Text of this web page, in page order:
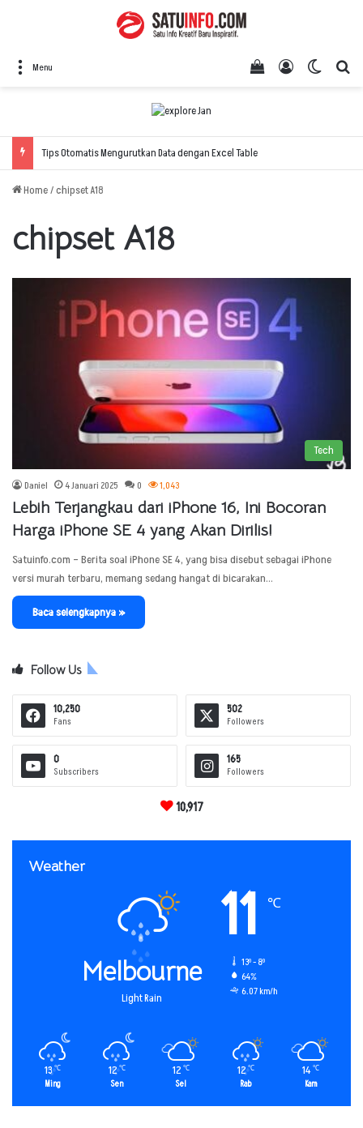
Menu Switch
Log In
View your
Home/chipset A18
chipset A18
Tech
Daniel 4 Januari 2025 0 1,043
Lebih Terjangkau dari iPhone 16, Ini Bocoran
Harga iPhone SE 4 yang Akan Dirilis!
Satuinfo.com – Berita soal iPhone SE 4, yang bisa disebut sebagai iPhone
versi murah terbaru, memang sedang hangat di bicarakan…
Baca selengkapnya »
Follow Us
10,250
Fans
502
Followers
0
Subscribers
165
Followers
10,917
Weather
Melbourne
Light Rain
11 ℃
13º - 8º
64%
6.07 km/h
13℃
Ming
12℃
Sen
12 ℃
Sel
12℃
Rab
14℃
Kam